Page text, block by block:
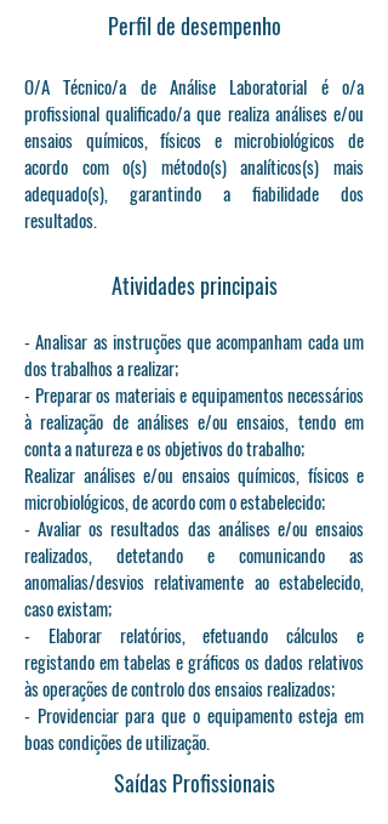
Perfil de desempenho
O/A Técnico/a de Análise Laboratorial é o/a
profissional qualificado/a que realiza análises e/ou
ensaios químicos, físicos e microbiológicos de
acordo com o(s) método(s) analíticos(s) mais
adequado(s), garantindo a fiabilidade dos
resultados.
Atividades principais
- Analisar as instruções que acompanham cada um
dos trabalhos a realizar;
- Preparar os materiais e equipamentos necessários
à realização de análises e/ou ensaios, tendo em
conta a natureza e os objetivos do trabalho;
Realizar análises e/ou ensaios químicos, físicos e
microbiológicos, de acordo com o estabelecido;
- Avaliar os resultados das análises e/ou ensaios
realizados, detetando e comunicando as
anomalias/desvios relativamente ao estabelecido,
caso existam;
- Elaborar relatórios, efetuando cálculos e
registando em tabelas e gráficos os dados relativos
às operações de controlo dos ensaios realizados;
- Providenciar para que o equipamento esteja em
boas condições de utilização.
Saídas Profissionais